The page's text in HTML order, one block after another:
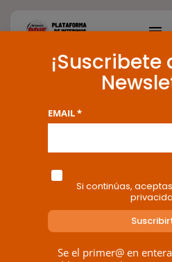
ENTRADAS RECIENTES
Canarias
El Ministerio
Tag:
2 results found
¡Suscribete
EMAIL *
Si continúas,
Se el primer@ en